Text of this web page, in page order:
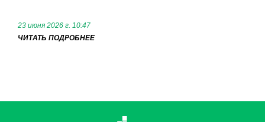
23 июня 2026 г. 10:47
ЧИТАТЬ ПОДРОБНЕЕ